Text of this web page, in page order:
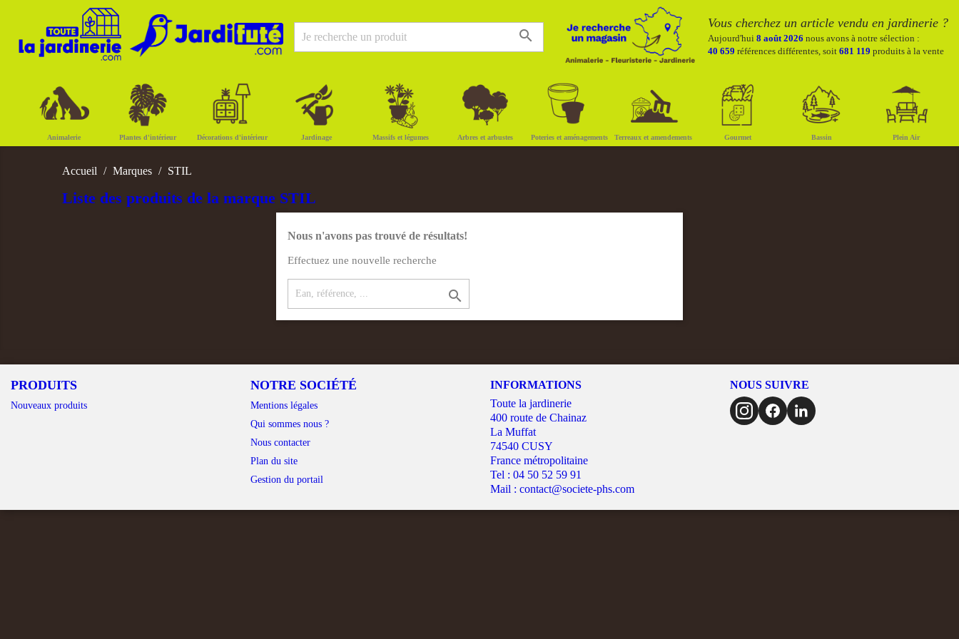
search
Vous cherchez un article vendu en jardinerie ?
Aujourd'hui 8 août 2026 nous avons à notre sélection :
40 659 références différentes, soit 681 119 produits à la vente
Animalerie Plantes d'intérieur Décorations d'intérieur Jardinage Massifs et légumes Arbres et arbustes Poteries et aménagements Terreaux et amendements Gourmet Bassin Plein Air
Accueil Marques STIL
Liste des produits de la marque STIL
Nous n'avons pas trouvé de résultats!
Effectuez une nouvelle recherche

PRODUITS
Nouveaux produits
NOTRE SOCIÉTÉ
Mentions légales
Qui sommes nous ?
Nous contacter
Plan du site
Gestion du portail
INFORMATIONS
Toute la jardinerie
400 route de Chainaz
La Muffat
74540 CUSY
France métropolitaine
Tel : 04 50 52 59 91
Mail : contact@societe-phs.com
NOUS SUIVRE